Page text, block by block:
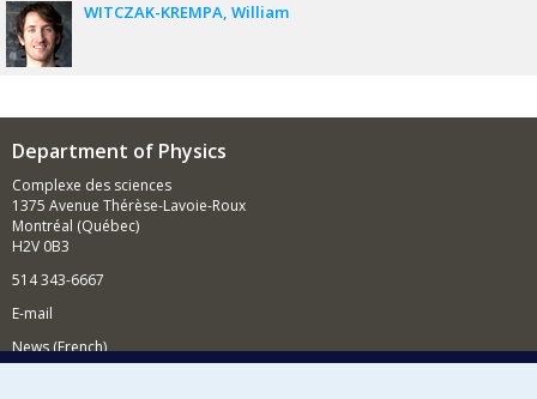
WITCZAK-KREMPA William
Department of Physics
Complexe des sciences
1375 Avenue Thérèse-Lavoie-Roux
Montréal (Québec)
H2V 0B3
514 343-6667
E-mail
News (French)